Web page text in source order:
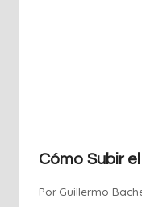
Cómo Subir
Por Guillermo